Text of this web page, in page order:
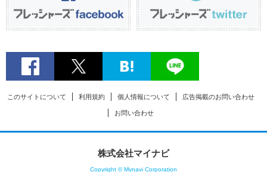
このサイトについて 利用規約 個人情報について 広告掲載のお問い合わせ
お問い合わせ
株式会社マイナビ
Copyright © Mynavi Corporation